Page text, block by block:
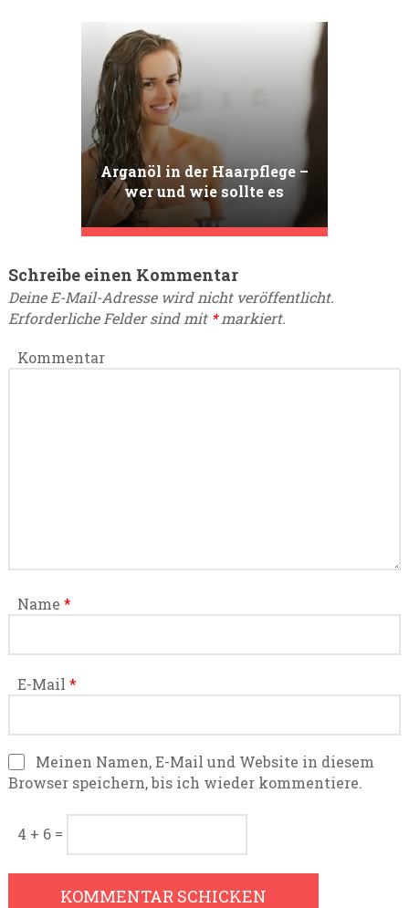
Arganöl in der Haarpflege –
wer und wie sollte es
verwenden?
Schreibe einen Kommentar
Deine E-Mail-Adresse wird nicht veröffentlicht.
Erforderliche Felder sind mit *markiert.
Kommentar
Name *
E-Mail *
Meinen Namen, E-Mail und Website in diesem
Browser speichern, bis ich wieder kommentiere.
4 + 6 =